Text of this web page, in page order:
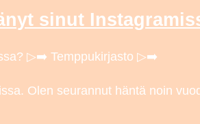
sinut
▷➡️ Temppukirjasto ▷➡️
Olen seurannut häntä noin